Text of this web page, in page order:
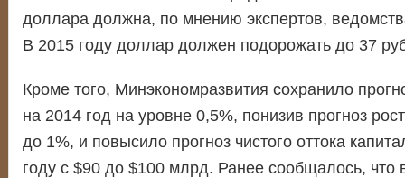
доллара должна, по мнению экспертов,
В 2015 году доллар должен подорожать до 37
Кроме того, Минэкономразвития сохранило
на 2014 год на уровне 0,5%, понизив прогноз
до 1%, и повысило прогноз чистого оттока
году с $90 до $100 млрд. Ранее сообщалось, что